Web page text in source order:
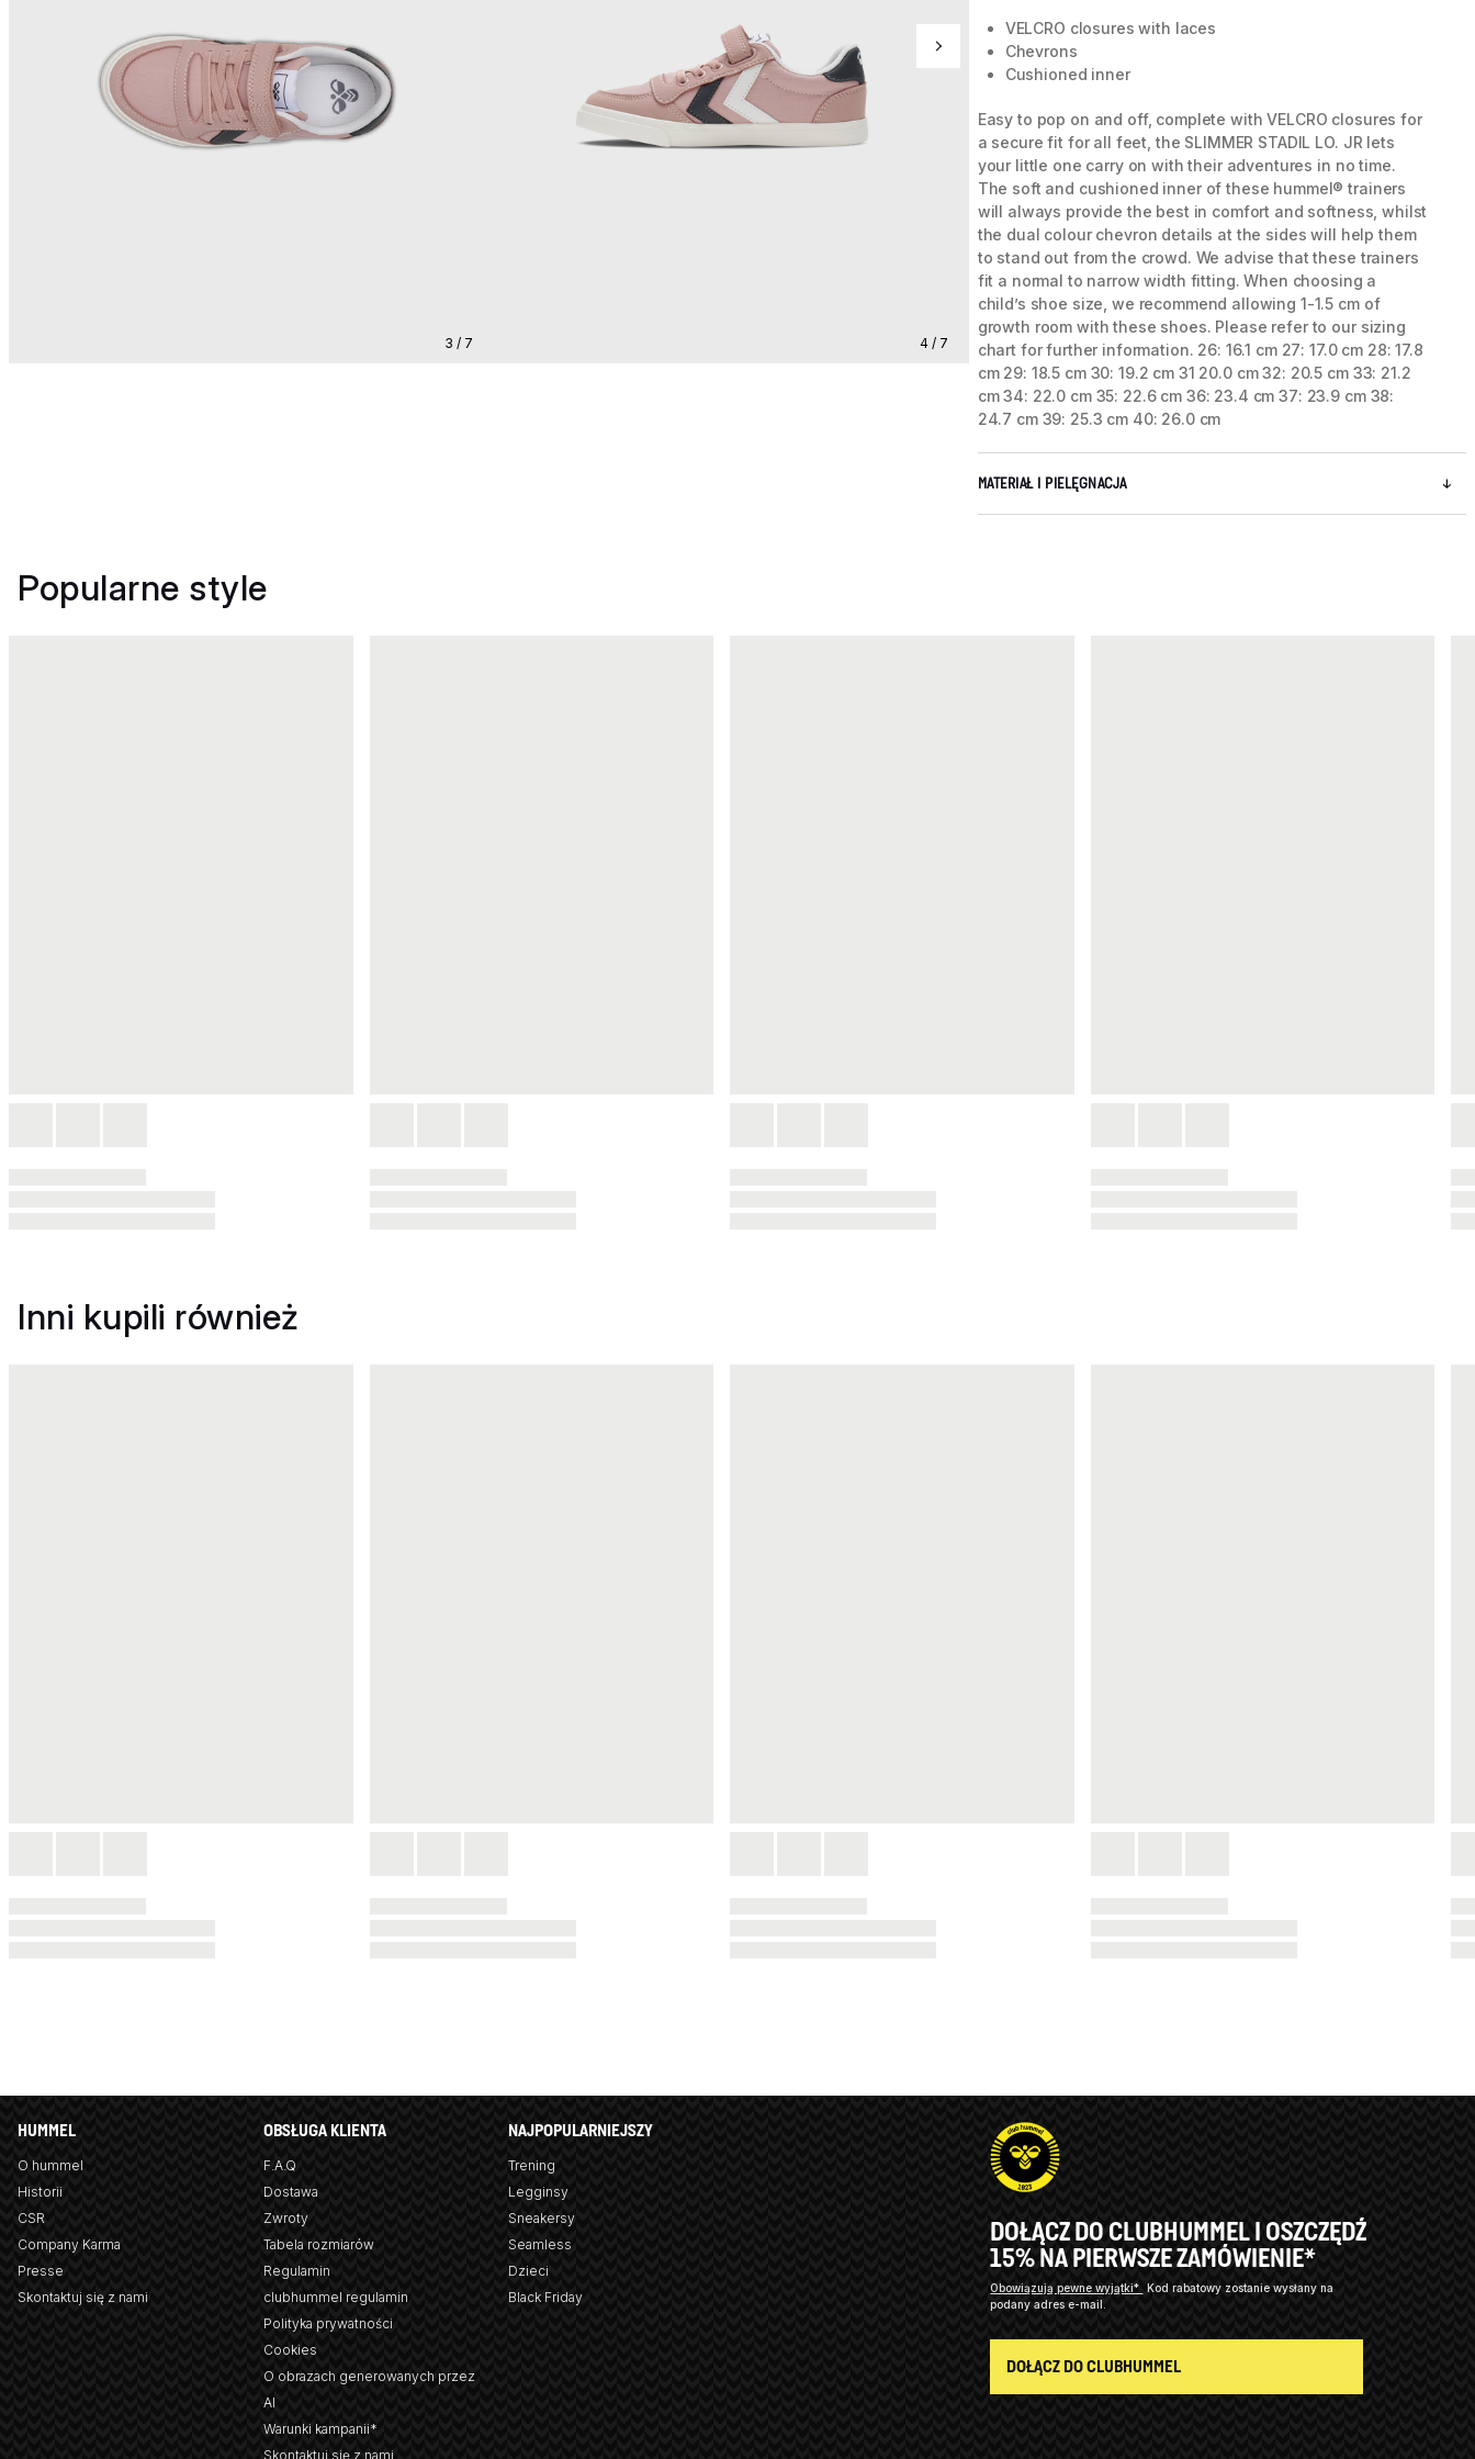
3 / 7 4 / 7 5 / 7
VELCRO closures with laces
Chevrons
Cushioned inner
Easy to pop on and off, complete with VELCRO closures for
a secure fit for all feet, the SLIMMER STADIL LO. JR lets
your little one carry on with their adventures in no time.
The soft and cushioned inner of these hummel® trainers
will always provide the best in comfort and softness, whilst
the dual colour chevron details at the sides will help them
to stand out from the crowd. We advise that these trainers
fit a normal to narrow width fitting. When choosing a
child’s shoe size, we recommend allowing 1-1.5 cm of
growth room with these shoes. Please refer to our sizing
chart for further information. 26: 16.1 cm 27: 17.0 cm 28: 17.8
cm 29: 18.5 cm 30: 19.2 cm 31 20.0 cm 32: 20.5 cm 33: 21.2
cm 34: 22.0 cm 35: 22.6 cm 36: 23.4 cm 37: 23.9 cm 38:
24.7 cm 39: 25.3 cm 40: 26.0 cm
MATERIAŁ I PIELĘGNACJA
Popularne style
Inni kupili również
HUMMEL
O hummel
Historii
CSR
Company Karma
Presse
Skontaktuj się z nami
OBSŁUGA KLIENTA
F.A.Q
Dostawa
Zwroty
Tabela rozmiarów
Regulamin
clubhummel regulamin
Polityka prywatności
Cookies
O obrazach generowanych przez
AI
Warunki kampanii*
Skontaktuj się z nami
NAJPOPULARNIEJSZY
Trening
Legginsy
Sneakersy
Seamless
Dzieci
Black Friday
DOŁĄCZ DO CLUBHUMMEL I OSZCZĘDŹ
15% NA PIERWSZE ZAMÓWIENIE*
Obowiązują pewne wyjątki*
Kod rabatowy zostanie wysłany na
podany adres e-mail.
DOŁĄCZ DO CLUBHUMMEL